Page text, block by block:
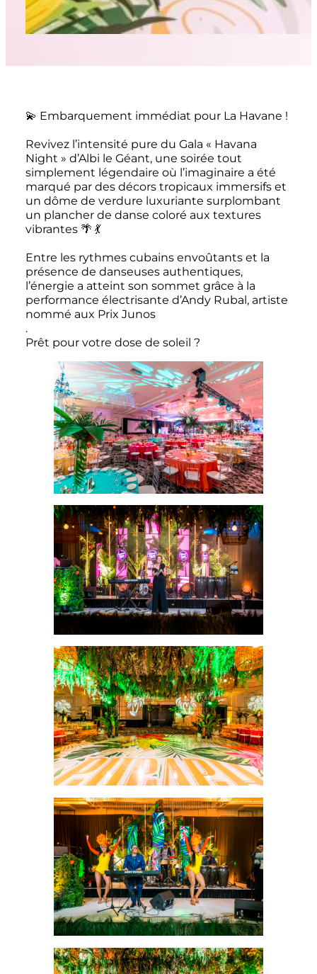
💫 Embarquement immédiat pour La Havane !
Revivez l’intensité pure du Gala « Havana
Night » d’Albi le Géant, une soirée tout
simplement légendaire où l’imaginaire a été
marqué par des décors tropicaux immersifs et
un dôme de verdure luxuriante surplombant
un plancher de danse coloré aux textures
vibrantes 🌴 💃
Entre les rythmes cubains envoûtants et la
présence de danseuses authentiques,
l’énergie a atteint son sommet grâce à la
performance électrisante d’Andy Rubal, artiste
nommé aux Prix Junos
.
Prêt pour votre dose de soleil ?